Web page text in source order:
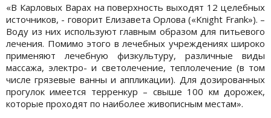
«В Карловых Варах на поверхность выходят 12 целебных
источников, - говорит Елизавета Орлова («Knight Frank»). –
Воду из них используют главным образом для питьевого
лечения. Помимо этого в лечебных учреждениях широко
применяют лечебную физкультуру, различные виды
массажа, электро- и светолечение, теплолечение (в том
числе грязевые ванны и аппликации). Для дозированных
прогулок имеется терренкур – свыше 100 км дорожек,
которые проходят по наиболее живописным местам».